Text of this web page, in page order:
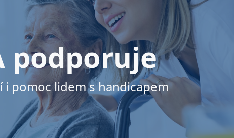
podporuje
i pomoc lidem s handicapem